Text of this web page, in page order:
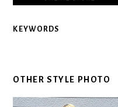
KEYWORDS
OTHER STYLE PHOTO